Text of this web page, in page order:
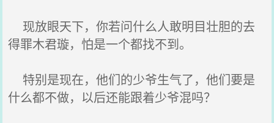
现放眼天下，你若问什么人敢明目壮胆的去
得罪木君璇，怕是一个都找不到。
特别是现在，他们的少爷生气了，他们要是
什么都不做，以后还能跟着少爷混吗？